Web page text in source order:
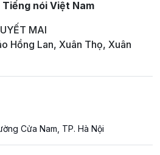
nói Việt Nam
MAI
Hồng Lan, Xuân Thọ, Xuân
Cửa Nam, TP. Hà Nội